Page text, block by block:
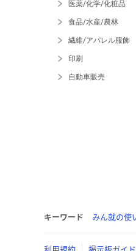
医薬/化学/化粧品
食品/水産/農林
繊維/アパレル服飾
印刷
自動車販売
キーワード みん就の使